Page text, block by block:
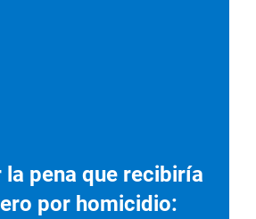
pena que recibiría
por homicidio: